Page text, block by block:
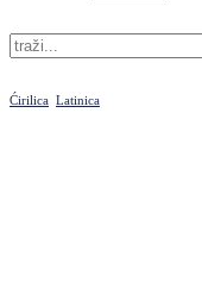
Ćirilica Latinica